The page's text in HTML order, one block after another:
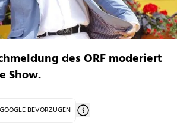
des ORF moderiert
Show.
BEVORZUGEN